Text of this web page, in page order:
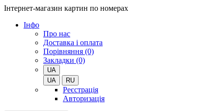
Інтернет-магазин картин по номерах
Iнфо
Про нас
Доставка і оплата
Порівняння (0)
Закладки (0)
UA
UA
RU
Реєстрація
Авторизація